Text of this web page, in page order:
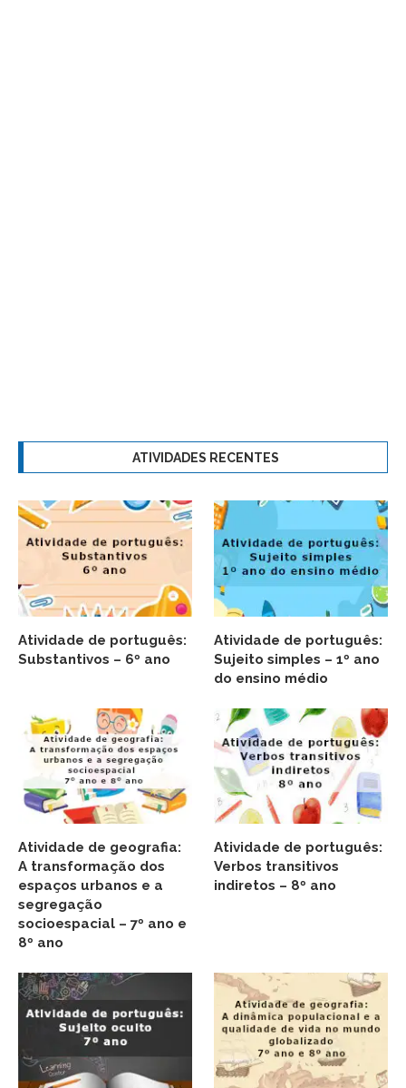
ATIVIDADES RECENTES
Atividade de português:
Substantivos – 6º ano
Atividade de português:
Sujeito simples – 1º ano
do ensino médio
Atividade de geografia:
A transformação dos
espaços urbanos e a
segregação
socioespacial – 7º ano e
8º ano
Atividade de português:
Verbos transitivos
indiretos – 8º ano